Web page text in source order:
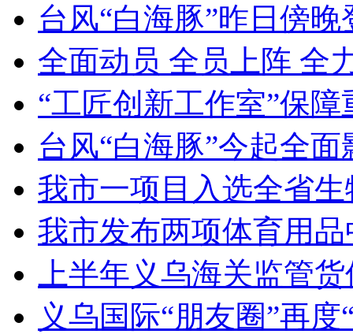
台风“白海豚”昨日傍
全面动员 全员上阵 全
“工匠创新工作室”保
台风“白海豚”今起全面
我市一项目入选全省
我市发布两项体育用
上半年义乌海关监管
义乌国际“朋友圈”再度